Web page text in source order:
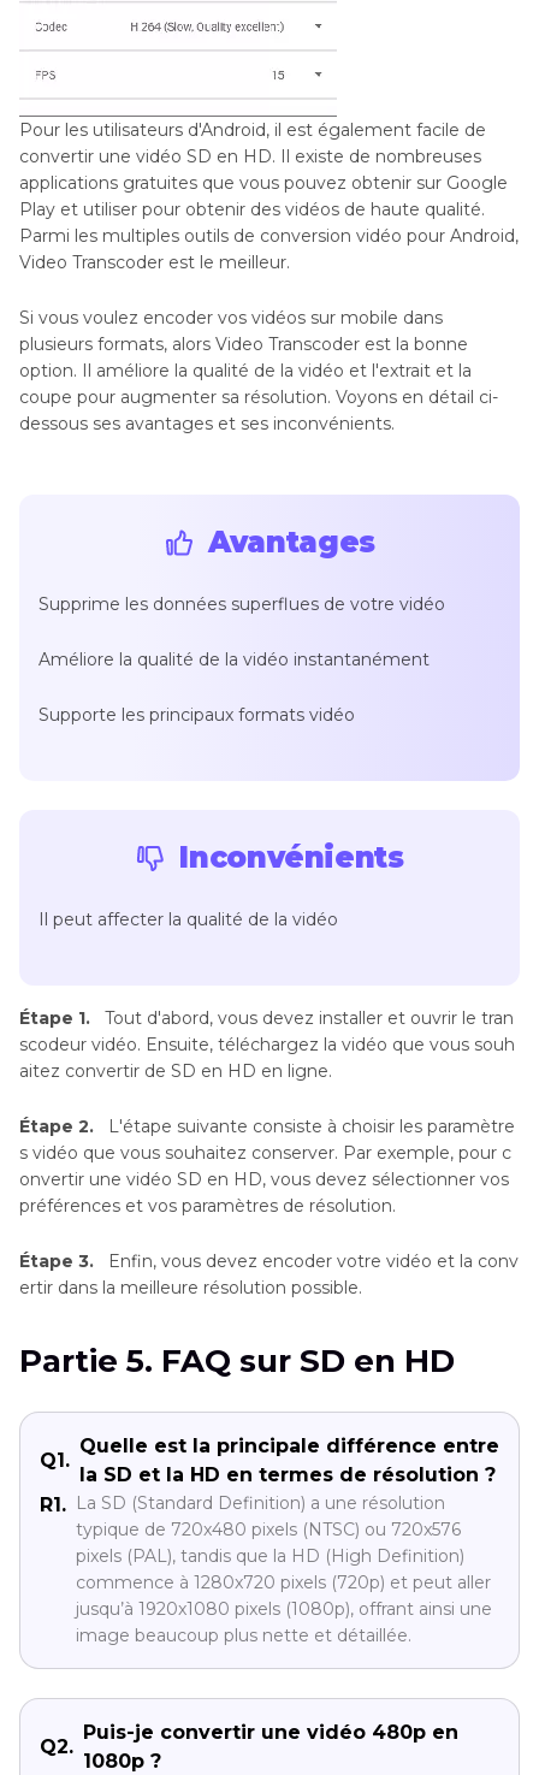
Pour les utilisateurs d'Android, il est également facile de
convertir une vidéo SD en HD. Il existe de nombreuses
applications gratuites que vous pouvez obtenir sur Google
Play et utiliser pour obtenir des vidéos de haute qualité.
Parmi les multiples outils de conversion vidéo pour Android,
Video Transcoder est le meilleur.
Si vous voulez encoder vos vidéos sur mobile dans
plusieurs formats, alors Video Transcoder est la bonne
option. Il améliore la qualité de la vidéo et l'extrait et la
coupe pour augmenter sa résolution. Voyons en détail ci-
dessous ses avantages et ses inconvénients.
Avantages
Supprime les données superflues de votre vidéo
Améliore la qualité de la vidéo instantanément
Supporte les principaux formats vidéo
Inconvénients
Il peut affecter la qualité de la vidéo
Étape 1.
Tout d'abord, vous devez installer et ouvrir le tran
scodeur vidéo. Ensuite, téléchargez la vidéo que vous souh
aitez convertir de SD en HD en ligne.
Étape 2.
L'étape suivante consiste à choisir les paramètre
s vidéo que vous souhaitez conserver. Par exemple, pour c
onvertir une vidéo SD en HD, vous devez sélectionner vos
préférences et vos paramètres de résolution.
Étape 3.
Enfin, vous devez encoder votre vidéo et la conv
ertir dans la meilleure résolution possible.
Partie 5. FAQ sur SD en HD
Q1.
Quelle est la principale différence entre
la SD et la HD en termes de résolution ?
R1. La SD (Standard Definition) a une résolution
typique de 720x480 pixels (NTSC) ou 720x576
pixels (PAL), tandis que la HD (High Definition)
commence à 1280x720 pixels (720p) et peut aller
jusqu’à 1920x1080 pixels (1080p), offrant ainsi une
image beaucoup plus nette et détaillée.
Q2.
Puis-je convertir une vidéo 480p en
1080p ?